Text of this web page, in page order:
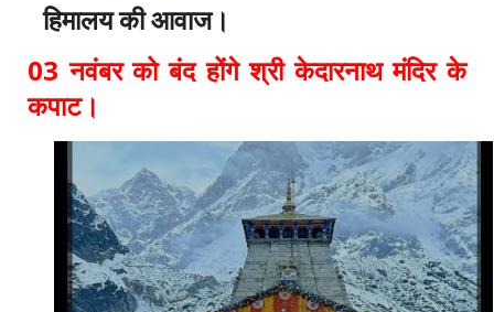
हिमालय की आवाज।
03 नवंबर को बंद होंगे श्री केदारनाथ मंदिर के
कपाट।